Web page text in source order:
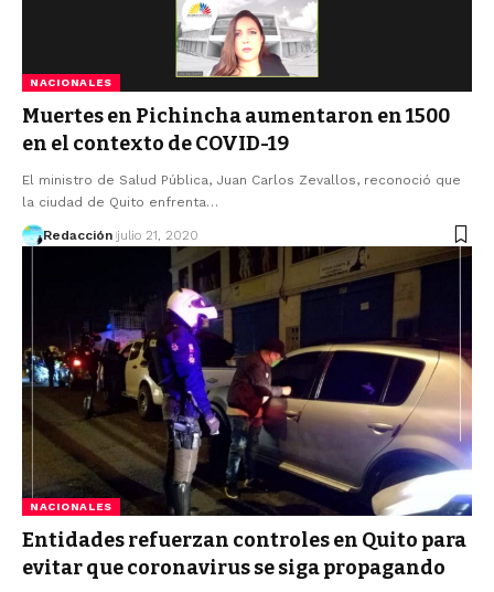
NACIONALES
Muertes en Pichincha aumentaron en 1500
en el contexto de COVID-19
El ministro de Salud Pública, Juan Carlos Zevallos, reconoció que
la ciudad de Quito enfrenta…
Redacción julio 21, 2020
NACIONALES
Entidades refuerzan controles en Quito para
evitar que coronavirus se siga propagando